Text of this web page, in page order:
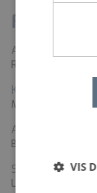
Fakta
Arbejdssted
Rigshospitalet,
Kontaktperson
Mie Pia Kroll
Adresse
Blegdamsvej 9,
Stillingstyper
Lægesekretær
VIS